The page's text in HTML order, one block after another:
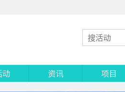
动 资讯 项目